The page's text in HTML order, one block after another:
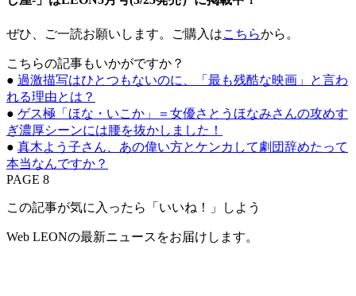
ぜひ、ご一読お願いします。ご購入はこちらから。
こちらの記事もいかがですか？
● 過激描写はひとつもないのに、「最も残酷な映画」と言わ
れる理由とは？
● ゲス極「ほな・いこか」＝女優さとうほなみさんの攻めす
ぎ濃厚シーンには腰を抜かしました！
● 真木よう子さん、あの偉い方とケンカして劇団辞めたって
本当なんですか？
PAGE 8
この記事が気に入ったら「いいね！」しよう
Web LEONの最新ニュースをお届けします。